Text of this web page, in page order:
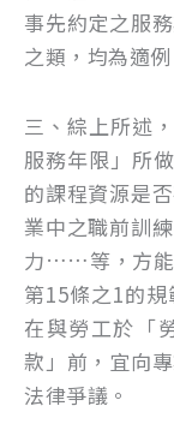
事先約定之服
之類，均為適例
三、綜上所述
服務年限」所
的課程資源是
業中之職前訓
力……等，方能
第15條之1的
在與勞工於「
款」前，宜向
法律爭議。